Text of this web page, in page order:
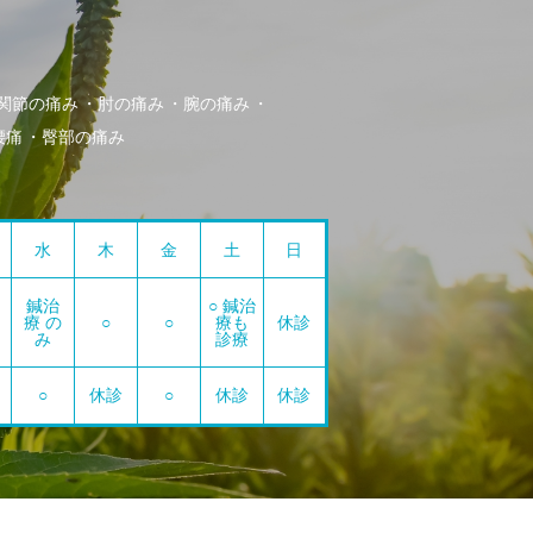
節の痛み 肘の痛み
腕の痛み
痛
臀部の痛み
水 木 金 土 日
鍼治
療 の
み
○ ○
○ 鍼治
療も
診療
休診
○ 休診 ○ 休診 休診